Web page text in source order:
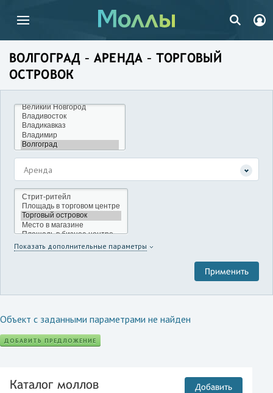
ВОЛГОГРАД – АРЕНДА – ТОРГОВЫЙ
ОСТРОВОК
Аренда
Показать дополнительные параметры
Объект с заданными параметрами не найден
ДОБАВИТЬ ПРЕДЛОЖЕНИЕ
Каталог моллов Добавить